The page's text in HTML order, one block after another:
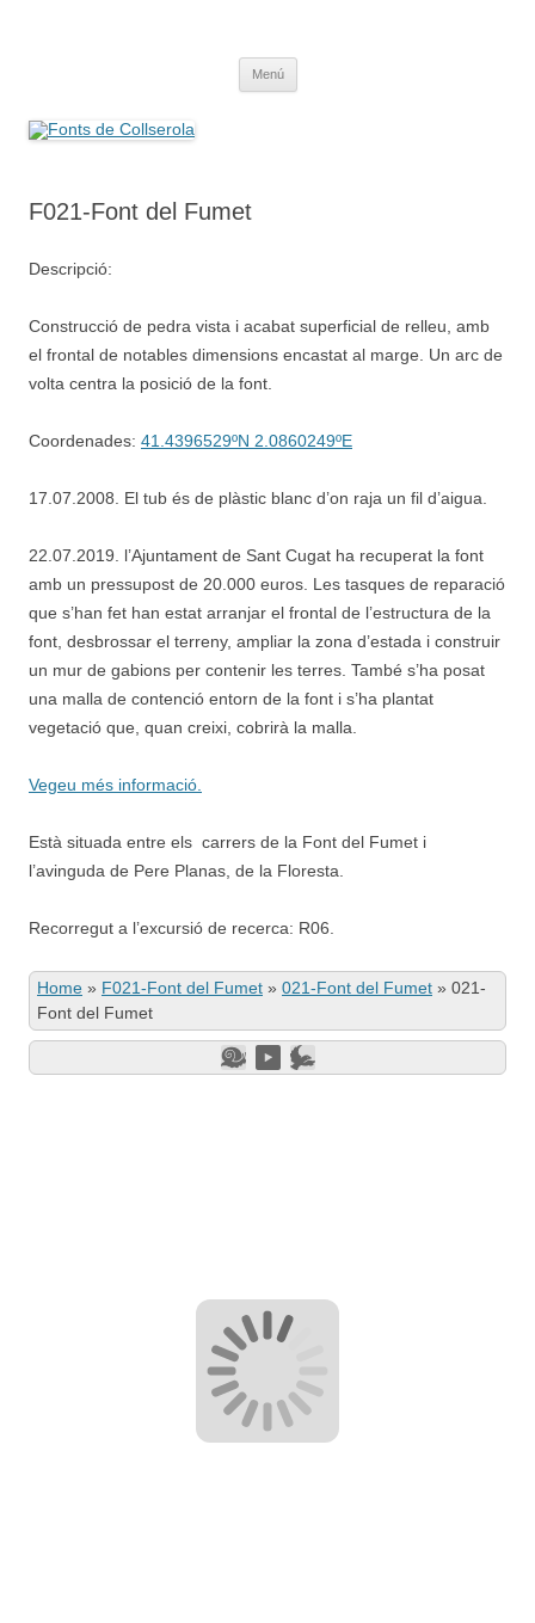
Menú
F021-Font del Fumet
Descripció:
Construcció de pedra vista i acabat superficial de relleu, amb
el frontal de notables dimensions encastat al marge. Un arc de
volta centra la posició de la font.
Coordenades: 41.4396529ºN 2.0860249ºE
17.07.2008. El tub és de plàstic blanc d’on raja un fil d’aigua.
22.07.2019. l’Ajuntament de Sant Cugat ha recuperat la font
amb un pressupost de 20.000 euros. Les tasques de reparació
que s’han fet han estat arranjar el frontal de l’estructura de la
font, desbrossar el terreny, ampliar la zona d’estada i construir
un mur de gabions per contenir les terres. També s’ha posat
una malla de contenció entorn de la font i s’ha plantat
vegetació que, quan creixi, cobrirà la malla.
Vegeu més informació.
Està situada entre els carrers de la Font del Fumet i
l’avinguda de Pere Planas, de la Floresta.
Recorregut a l’excursió de recerca: R06.
Home » F021-Font del Fumet » 021-Font del Fumet » 021-
Font del Fumet